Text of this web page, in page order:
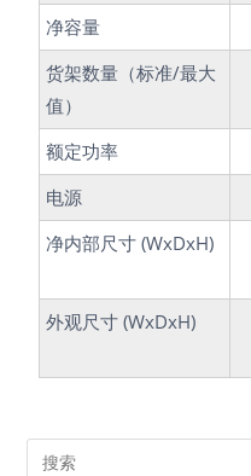
净容量
货架数量（标准/最大
值）
额定功率
电源
净内部尺寸 (WxDxH)
外观尺寸 (WxDxH)